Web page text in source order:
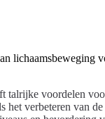
lichaamsbeweging
talrijke voordelen
het verbeteren van